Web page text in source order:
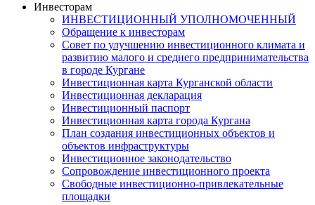
Инвесторам
ИНВЕСТИЦИОННЫЙ УПОЛНОМОЧЕННЫЙ
Обращение к инвесторам
Совет по улучшению инвестиционного климата и
развитию малого и среднего предпринимательства
в городе Кургане
Инвестиционная карта Курганской области
Инвестиционная декларация
Инвестиционный паспорт
Инвестиционная карта города Кургана
План создания инвестиционных объектов и
объектов инфраструктуры
Инвестиционное законодательство
Сопровождение инвестиционного проекта
Свободные инвестиционно-привлекательные
площадки